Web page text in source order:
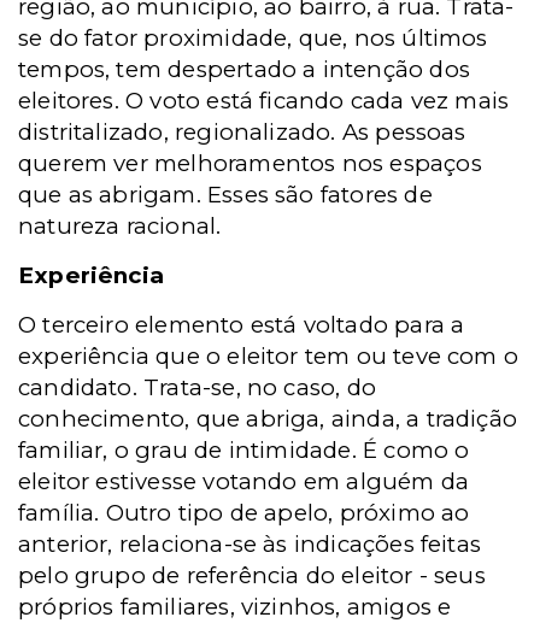
região, ao município, ao bairro, à rua. Trata-
se do fator proximidade, que, nos últimos
tempos, tem despertado a intenção dos
eleitores. O voto está ficando cada vez mais
distritalizado, regionalizado. As pessoas
querem ver melhoramentos nos espaços
que as abrigam. Esses são fatores de
natureza racional.
Experiência
O terceiro elemento está voltado para a
experiência que o eleitor tem ou teve com o
candidato. Trata-se, no caso, do
conhecimento, que abriga, ainda, a tradição
familiar, o grau de intimidade. É como o
eleitor estivesse votando em alguém da
família. Outro tipo de apelo, próximo ao
anterior, relaciona-se às indicações feitas
pelo grupo de referência do eleitor - seus
próprios familiares, vizinhos, amigos e